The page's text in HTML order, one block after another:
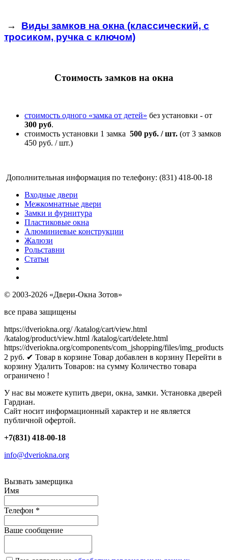
→ Виды замков на окна (классический, с
тросиком, ручка с ключом)
Стоимость замков на окна
стоимость одного «замка от детей» без установки - от
300 руб.
стоимость установки 1 замка 500 руб. / шт. (от 3 замков
450 руб. / шт.)
Дополнительная информация по телефону: (831) 418-00-18
Входные двери
Межкомнатные двери
Замки и фурнитура
Пластиковые окна
Алюминиевые конструкции
Жалюзи
Рольставни
Статьи
© 2003-2026 «Двери-Окна Зотов»
все права защищены
https://dveriokna.org/ /katalog/cart/view.html
/katalog/product/view.html /katalog/cart/delete.html
https://dveriokna.org/components/com_jshopping/files/img_products
2 руб. ✔ Товар в корзине Товар добавлен в корзину Перейти в
корзину Удалить Товаров: на сумму Количество товара
ограничено !
У нас вы можете купить двери, окна, замки. Установка дверей
Гардиан.
Сайт носит информационный характер и не является
публичной офертой.
+7(831) 418-00-18
info@dveriokna.org
Вызвать замерщика
Имя
Телефон *
Ваше сообщение